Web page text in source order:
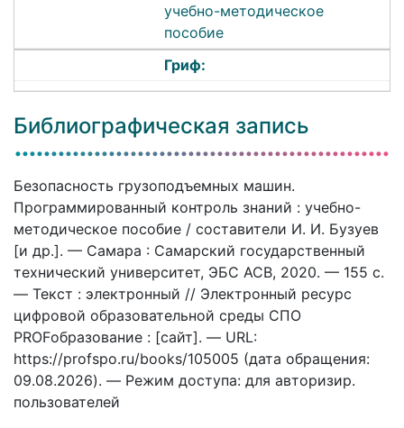
учебно-методическое
пособие
Гриф:
Библиографическая запись
Безопасность грузоподъемных машин.
Программированный контроль знаний : учебно-
методическое пособие / составители И. И. Бузуев
[и др.]. — Самара : Самарский государственный
технический университет, ЭБС АСВ, 2020. — 155 c.
— Текст : электронный // Электронный ресурс
цифровой образовательной среды СПО
PROFобразование : [сайт]. — URL:
https://profspo.ru/books/105005 (дата обращения:
09.08.2026). — Режим доступа: для авторизир.
пользователей